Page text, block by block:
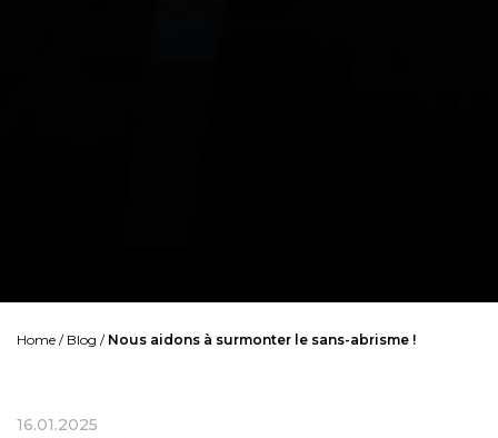
Home / Blog / Nous aidons à surmonter le sans-abrisme !
16.01.2025